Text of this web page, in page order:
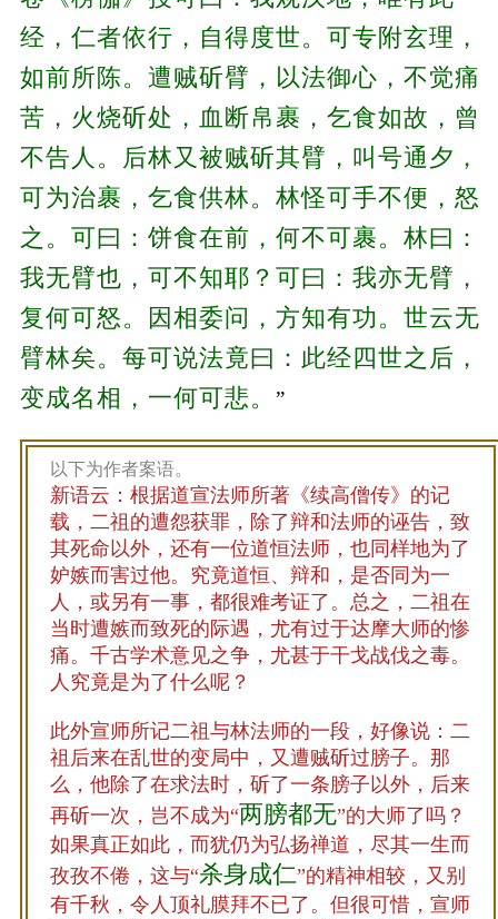
经，仁者依行，自得度世。可专附玄理，
如前所陈。遭贼斫臂，以法御心，不觉痛
苦，火烧斫处，血断帛裹，乞食如故，曾
不告人。后林又被贼斫其臂，叫号通夕，
可为治裹，乞食供林。林怪可手不便，怒
之。可曰：饼食在前，何不可裹。林曰：
我无臂也，可不知耶？可曰：我亦无臂，
复何可怒。因相委问，方知有功。世云无
臂林矣。每可说法竟曰：此经四世之后，
变成名相，一何可悲。 ”
以下为作者案语。
新语云：根据道宣法师所著《续高僧传》的记
载，二祖的遭怨获罪，除了辩和法师的诬告，致
其死命以外，还有一位道恒法师，也同样地为了
妒嫉而害过他。究竟道恒、辩和，是否同为一
人，或另有一事，都很难考证了。总之，二祖在
当时遭嫉而致死的际遇，尤有过于达摩大师的惨
痛。千古学术意见之争，尤甚于干戈战伐之毒。
人究竟是为了什么呢？
此外宣师所记二祖与林法师的一段，好像说：二
祖后来在乱世的变局中，又遭贼斫过膀子。那
么，他除了在求法时，斫了一条膀子以外，后来
再斫一次，岂不成为“两膀都无”的大师了吗？
如果真正如此，而犹仍为弘扬禅道，尽其一生而
孜孜不倦，这与“杀身成仁”的精神相较，又别
有千秋，令人顶礼膜拜不已了。但很可惜，宣师